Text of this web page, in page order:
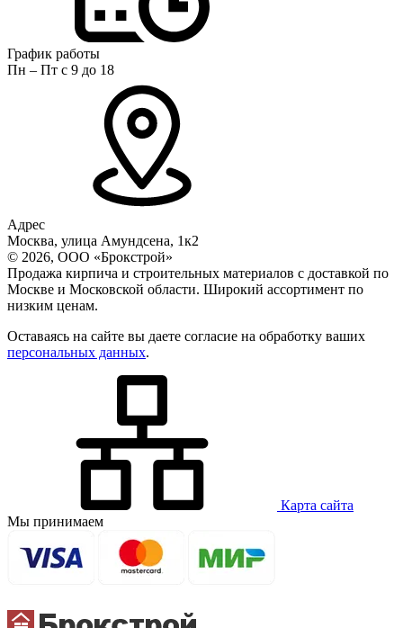
График работы
Пн – Пт с 9 до 18
Адрес
Москва, улица Амундсена, 1к2
© 2026, ООО «Брокстрой»
Продажа кирпича и строительных материалов с доставкой по
Москве и Московской области. Широкий ассортимент по
низким ценам.
Оставаясь на сайте вы даете согласие на обработку ваших
персональных данных.
Карта сайта
Мы принимаем